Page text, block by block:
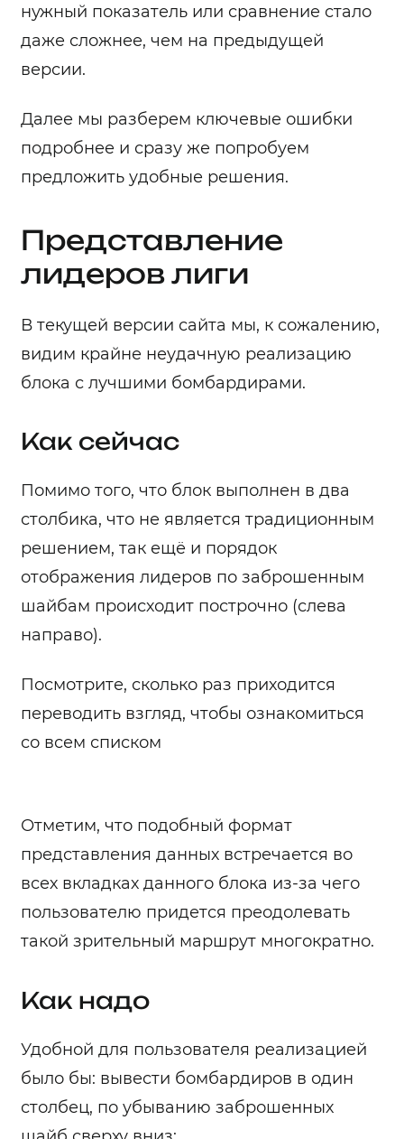
нужный показатель или сравнение стало
даже сложнее, чем на предыдущей
версии.
Далее мы разберем ключевые ошибки
подробнее и сразу же попробуем
предложить удобные решения.
Представление
лидеров лиги
В текущей версии сайта мы, к сожалению,
видим крайне неудачную реализацию
блока с лучшими бомбардирами.
Как сейчас
Помимо того, что блок выполнен в два
столбика, что не является традиционным
решением, так ещё и порядок
отображения лидеров по заброшенным
шайбам происходит построчно (слева
направо).
Посмотрите, сколько раз приходится
переводить взгляд, чтобы ознакомиться
со всем списком
Отметим, что подобный формат
представления данных встречается во
всех вкладках данного блока из-за чего
пользователю придется преодолевать
такой зрительный маршрут многократно.
Как надо
Удобной для пользователя реализацией
было бы: вывести бомбардиров в один
столбец, по убыванию заброшенных